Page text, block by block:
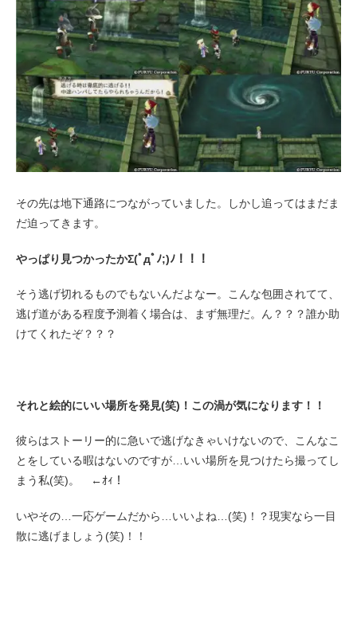
その先は地下通路につながっていました。しかし追ってはまだま
だ迫ってきます。
やっぱり見つかったかΣ(ﾟдﾟﾉ;)ﾉ！！！
そう逃げ切れるものでもないんだよなー。こんな包囲されてて、
逃げ道がある程度予測着く場合は、まず無理だ。ん？？？誰か助
けてくれたぞ？？？
それと絵的にいい場所を発見(笑)！この渦が気になります！！
彼らはストーリー的に急いで逃げなきゃいけないので、こんなこ
とをしている暇はないのですが…いい場所を見つけたら撮ってし
まう私(笑)。 ←ｵｨ！
いやその…一応ゲームだから…いいよね…(笑)！？現実なら一目
散に逃げましょう(笑)！！